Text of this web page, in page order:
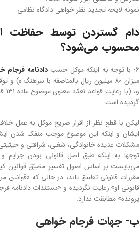
نمونه لایحه تجدید نظر خواهی دادگاه نظامی
دام گستردن توسط حفاظت
محسوب می‌شود؟
6- با توجه به اینکه موکل حسب دادنامه فرجام
میزان 80 میلیون ریال بالمناصفه با سرهنگ
گردیده است.
لیکن با قطع نظر از اقرار صریح موکل به عمل
ایشان و اینکه این موضوع موجب منفک شدن
مشکلات عدیده خانوادگی، شغلی، شرافتی و
توجهاً به اینکه طبق اصل قانونی بودن جرایم و
می‌بایست بر اساس اصول تفسیر مضیّق قوانین
مقررات قانونی تطبیق یابد، در حالی که «قوانین
قانونی او» رعایت نگردیده و «مستندات دادنامه
پرونده» مطابقت ندارد.
ب- جهات فرجام خواهی